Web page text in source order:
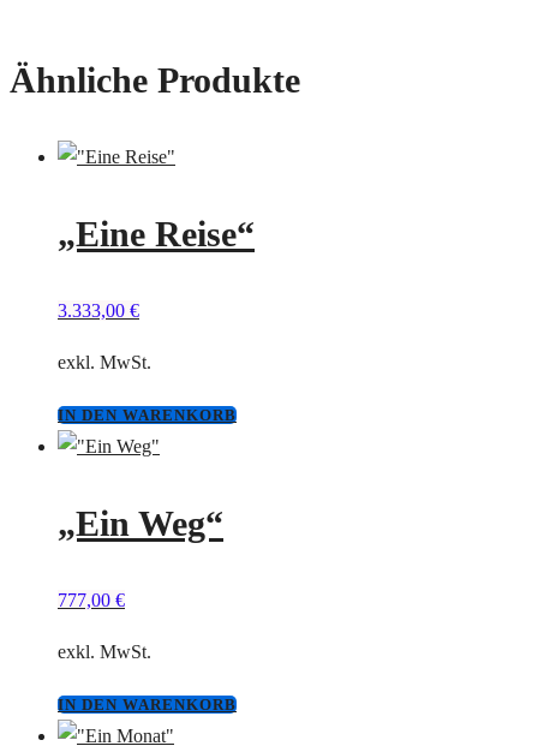
Ähnliche Produkte
„Eine Reise“
3.333,00 €
exkl. MwSt.
IN DEN WARENKORB
„Ein Weg“
777,00 €
exkl. MwSt.
IN DEN WARENKORB